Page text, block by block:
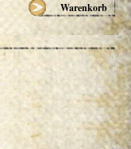
Warenkorb